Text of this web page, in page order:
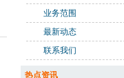
业务范围
最新动态
联系我们
热点资讯